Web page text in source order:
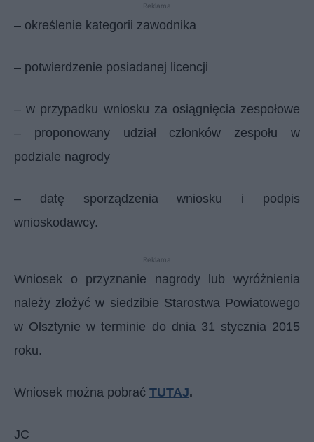
Reklama
– określenie kategorii zawodnika
– potwierdzenie posiadanej licencji
– w przypadku wniosku za osiągnięcia zespołowe
– proponowany udział członków zespołu w
podziale nagrody
– datę sporządzenia wniosku i podpis
wnioskodawcy.
Reklama
Wniosek o przyznanie nagrody lub wyróżnienia
należy złożyć w siedzibie Starostwa Powiatowego
w Olsztynie w terminie do dnia 31 stycznia 2015
roku.
Wniosek można pobrać TUTAJ.
JC